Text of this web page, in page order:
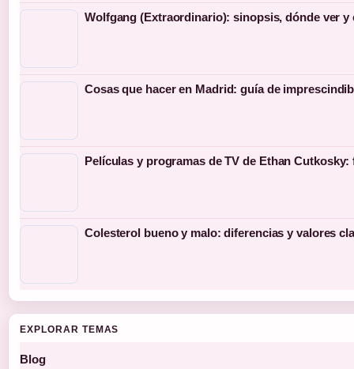
Wolfgang (Extraordinario): sinopsis, dónde ver y
Cosas que hacer en Madrid: guía de
Películas y programas de TV de Ethan
Colesterol bueno y malo: diferencias y valores
EXPLORAR TEMAS
Blog